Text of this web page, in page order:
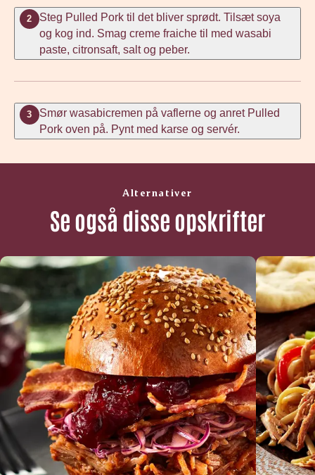
2
Steg Pulled Pork til det bliver sprødt. Tilsæt soya
og kog ind. Smag creme fraiche til med wasabi
paste, citronsaft, salt og peber.
3
Smør wasabicremen på vaflerne og anret Pulled
Pork oven på. Pynt med karse og servér.
Alternativer
Se også disse opskrifter